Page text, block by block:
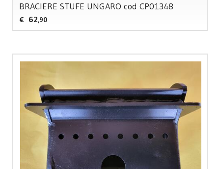
BRACIERE STUFE UNGARO cod CP01348
€ 62,90